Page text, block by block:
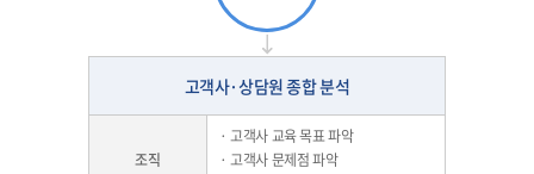
고객사·상담원 종합 분석
조직
· 고객사 교육 목표 파악
· 고객사 문제점 파악